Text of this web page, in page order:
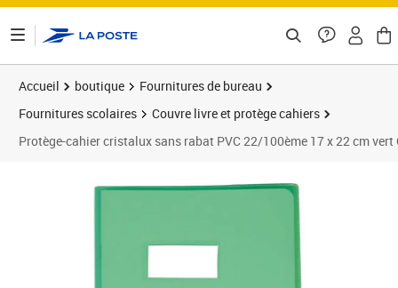
Accueil boutique
Fournitures de bureau
Fournitures scolaires
Couvre livre et protège cahiers
Protège-cahier cristalux sans rabat PVC 22/100ème 17 x 22 cm vert